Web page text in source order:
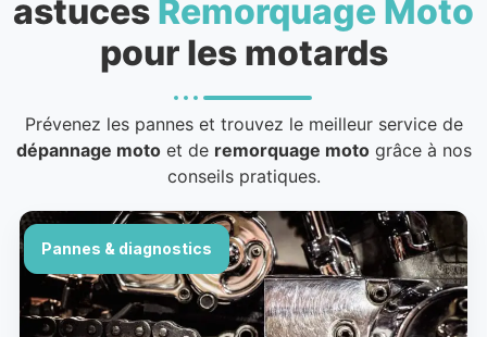
astuces Remorquage Moto
pour les motards
Prévenez les pannes et trouvez le meilleur service de
dépannage motoet de remorquage motogrâce à nos
conseils pratiques.
Pannes & diagnostics